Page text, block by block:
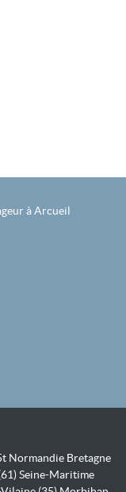
à Arcueil
Normandie Bretagne
Seine-Maritime